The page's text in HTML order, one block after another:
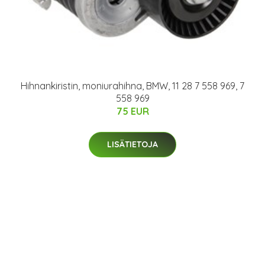
Hihnankiristin, moniurahihna, BMW, 11 28 7 558 969, 7
558 969
75 EUR
LISÄTIETOJA